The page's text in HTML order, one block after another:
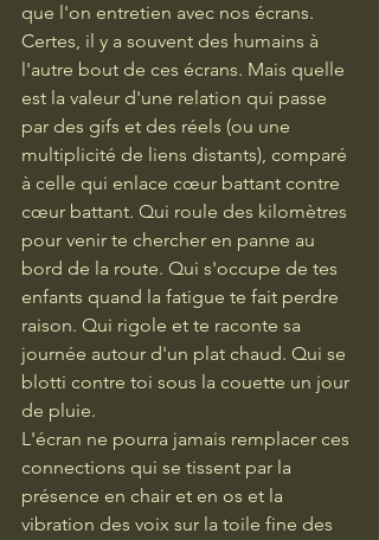
que l'on entretien avec nos écrans.
Certes, il y a souvent des humains à
l'autre bout de ces écrans. Mais quelle
est la valeur d'une relation qui passe
par des gifs et des réels (ou une
multiplicité de liens distants), comparé
à celle qui enlace cœur battant contre
cœur battant. Qui roule des kilomètres
pour venir te chercher en panne au
bord de la route. Qui s'occupe de tes
enfants quand la fatigue te fait perdre
raison. Qui rigole et te raconte sa
journée autour d'un plat chaud. Qui se
blotti contre toi sous la couette un jour
de pluie.
L'écran ne pourra jamais remplacer ces
connections qui se tissent par la
présence en chair et en os et la
vibration des voix sur la toile fine des